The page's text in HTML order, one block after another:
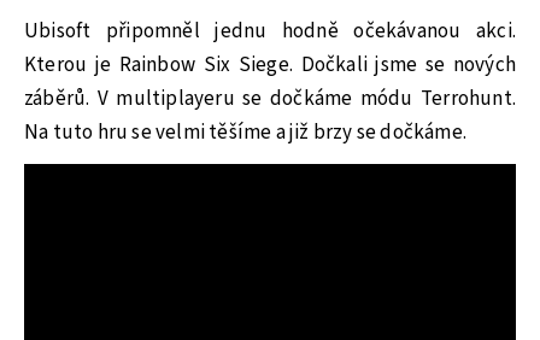
Ubisoft připomněl jednu hodně očekávanou akci.
Kterou je Rainbow Six Siege. Dočkali jsme se nových
záběrů. V multiplayeru se dočkáme módu Terrohunt.
Na tuto hru se velmi těšíme a již brzy se dočkáme.